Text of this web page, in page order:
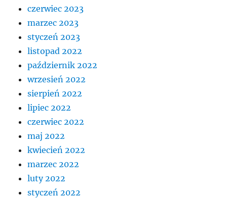
czerwiec 2023
marzec 2023
styczeń 2023
listopad 2022
październik 2022
wrzesień 2022
sierpień 2022
lipiec 2022
czerwiec 2022
maj 2022
kwiecień 2022
marzec 2022
luty 2022
styczeń 2022